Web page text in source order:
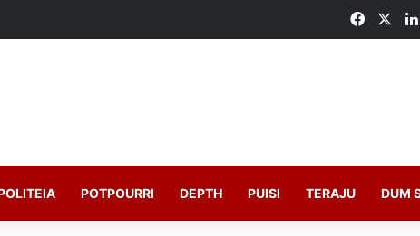
POTPOURRI DEPTH PUISI TERAJU DUM